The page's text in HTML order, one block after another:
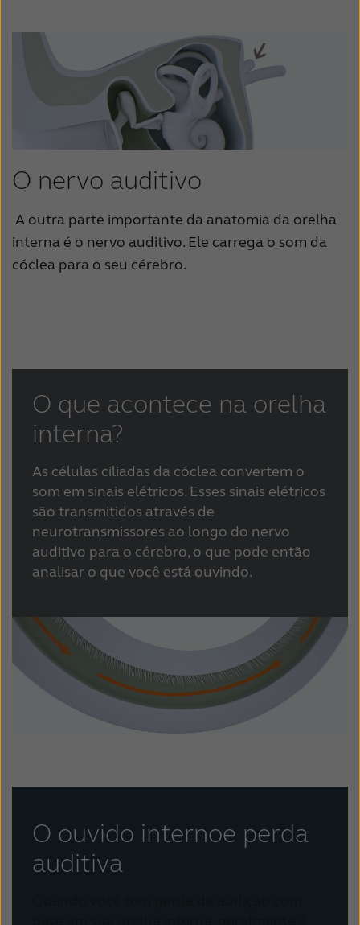
United Kingdom
United States Österreich
日本
O nervo auditivo
A outra parte importante da anatomia da orelha
interna é o nervo auditivo. Ele carrega o som da
cóclea para o seu cérebro.
O que acontece na orelha
interna?
As células ciliadas da cóclea convertem o
som em sinais elétricos. Esses sinais elétricos
são transmitidos através de
neurotransmissores ao longo do nervo
auditivo para o cérebro, o que pode então
analisar o que você está ouvindo.
O ouvido internoe perda
auditiva